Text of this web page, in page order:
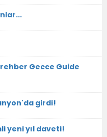
rehber Gecce Guide
girdi!
yeni yıl daveti!